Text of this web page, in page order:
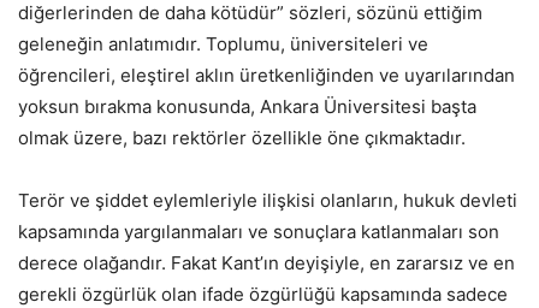
diğerlerinden de daha kötüdür” sözleri, sözünü ettiğim
geleneğin anlatımıdır. Toplumu, üniversiteleri ve
öğrencileri, eleştirel aklın üretkenliğinden ve uyarılarından
yoksun bırakma konusunda, Ankara Üniversitesi başta
olmak üzere, bazı rektörler özellikle öne çıkmaktadır.
Terör ve şiddet eylemleriyle ilişkisi olanların, hukuk devleti
kapsamında yargılanmaları ve sonuçlara katlanmaları son
derece olağandır. Fakat Kant’ın deyişiyle, en zararsız ve en
gerekli özgürlük olan ifade özgürlüğü kapsamında sadece